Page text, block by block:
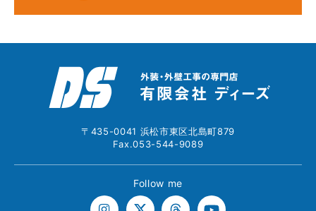
〒435-0041 浜松市東区北島町879
Fax.053-544-9089
Follow me